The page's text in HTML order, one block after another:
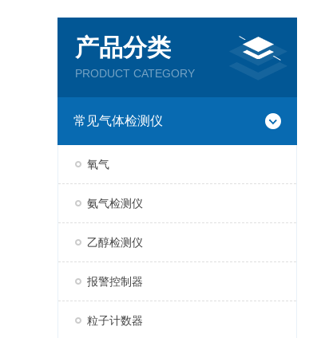
产品分类
PRODUCT CATEGORY
常见气体检测仪
氧气
氨气检测仪
乙醇检测仪
报警控制器
粒子计数器